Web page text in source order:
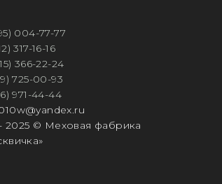
004-77-77
317-16-16
366-22-24
725-00-93
971-44-44
- 2025 © Меховая фабрика